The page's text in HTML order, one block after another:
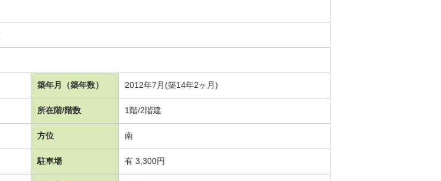
築年月（築年数） 2012年7月(築14年2ヶ月)
所在階/階数 1階/2階建
方位 南
駐車場 有 3,300円